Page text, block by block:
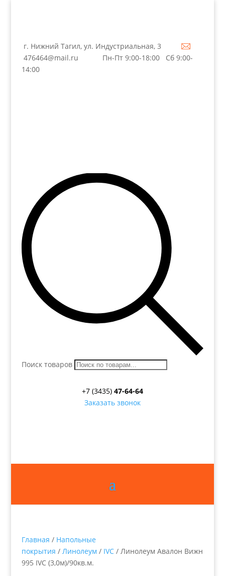
г. Нижний Тагил, ул. Индустриальная, 3
476464@mail.ru
Пн-Пт 9:00-18:00 Сб 9:00-
14:00
Поиск товаров
+7 (3435) 47-64-64
Заказать звонок
Главная / Напольные
покрытия / Линолеум / IVC/ Линолеум Авалон Вижн
995 IVC (3,0м)/90кв.м.